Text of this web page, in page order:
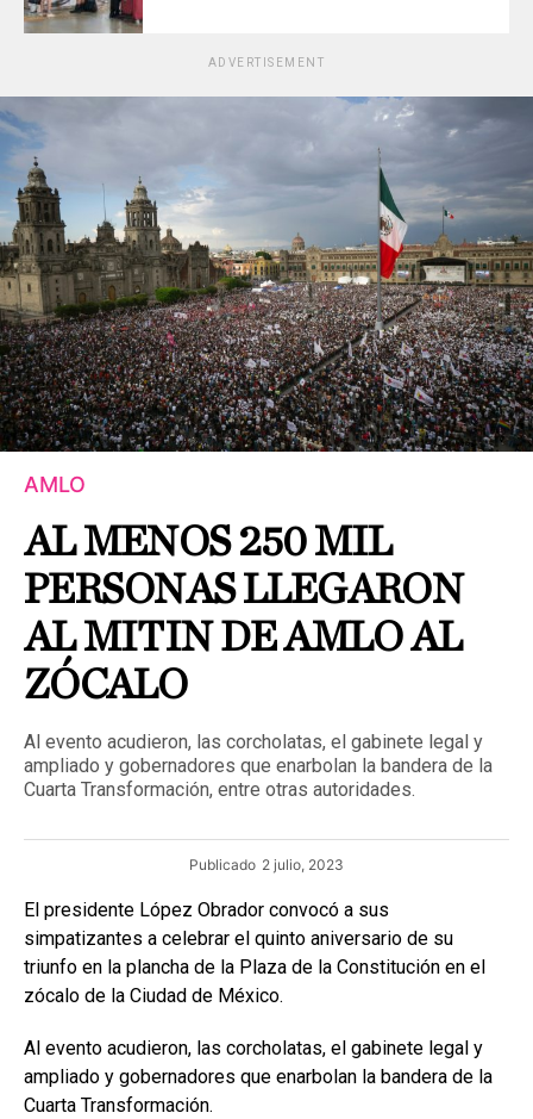
ADVERTISEMENT
AMLO
AL MENOS 250 MIL
PERSONAS LLEGARON
AL MITIN DE AMLO AL
ZÓCALO
Al evento acudieron, las corcholatas, el gabinete legal y
ampliado y gobernadores que enarbolan la bandera de la
Cuarta Transformación, entre otras autoridades.
Publicado 2 julio, 2023
El presidente López Obrador convocó a sus
simpatizantes a celebrar el quinto aniversario de su
triunfo en la plancha de la Plaza de la Constitución en el
zócalo de la Ciudad de México.
Al evento acudieron, las corcholatas, el gabinete legal y
ampliado y gobernadores que enarbolan la bandera de la
Cuarta Transformación.